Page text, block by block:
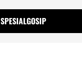
SPESIALGOSIP